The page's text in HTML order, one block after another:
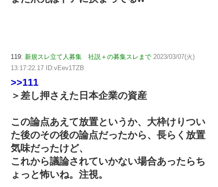
119: 新規スレ立て人募集 社説＋の募集スレまで 2023/03/07(火)
13:17:22.17 ID:vEev1TZB
>>111
＞差し押さえた日本企業の資産
この論点あえて放置というか、大枠けりつい
た後のその後の論点だったから、長らく放置
気味だったけど、
これから議論されていかない場合あったらち
ょっと怖いね。注視。